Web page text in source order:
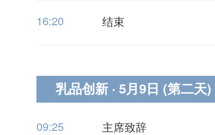
16:20 结束
乳品创新 · 5月9日 (第二天)
09:25 主席致辞